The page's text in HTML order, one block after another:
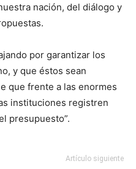
nación, del diálogo y
por garantizar los
y que éstos sean
que frente a las enormes
instituciones registren
presupuesto”.
Artículo siguiente